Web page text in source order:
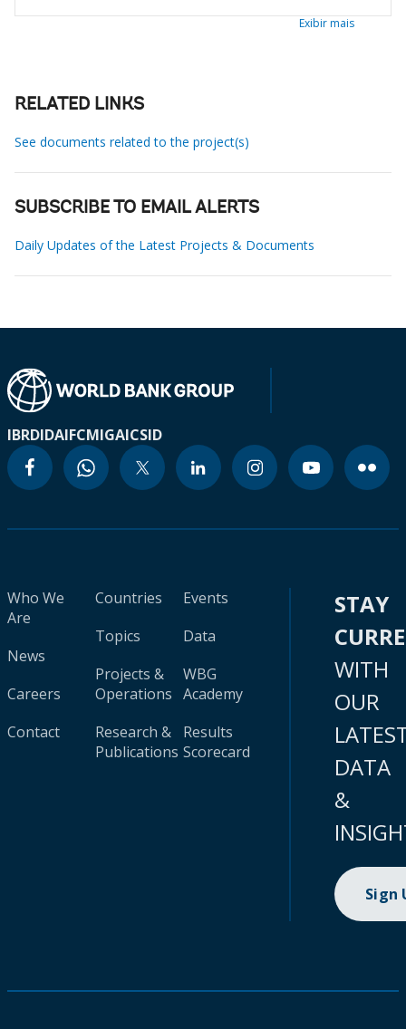
Exibir mais
RELATED LINKS
See documents related to the project(s)
SUBSCRIBE TO EMAIL ALERTS
Daily Updates of the Latest Projects & Documents
IBRDIDAIFCMIGAICSID
Who We
Are
News
Careers
Contact
Countries
Topics
Projects &
Operations
Research &
Publications
Events
Data
WBG
Academy
Results
Scorecard
STAY
WITH
OUR
DATA
&
Sign